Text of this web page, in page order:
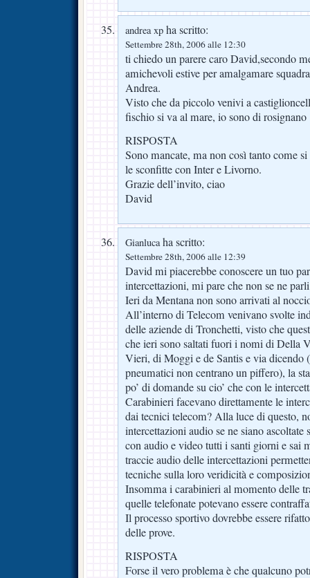
andrea xp ha scritto:
Settembre 28th, 2006 alle 12:30
ti chiedo un parere caro David,secondo
amichevoli estive per amalgamare
Andrea.
Visto che da piccolo venivi a
fischio si va al mare, io sono di rosignano
RISPOSTA
Sono mancate, ma non così tanto come
le sconfitte con Inter e Livorno.
Grazie dell’invito, ciao
David
Gianlucaha scritto:
Settembre 28th, 2006 alle 12:39
David mi piacerebbe conoscere un tuo
intercettazioni, mi pare che non se ne
Ieri da Mentana non sono arrivati al
All’interno di Telecom venivano svolte
delle aziende di Tronchetti, visto che
che ieri sono saltati fuori i nomi di Della
Vieri, di Moggi e de Santis e via dicendo
pneumatici non centrano un piffero), la
po’ di domande su cio’ che con le
Carabinieri facevano direttamente le
dai tecnici telecom? Alla luce di questo,
intercettazioni audio se ne siano
con audio e video tutti i santi giorni e sai
traccie audio delle intercettazioni
tecniche sulla loro veridicità e
Insomma i carabinieri al momento delle
quelle telefonate potevano essere
Il processo sportivo dovrebbe essere
delle prove.
RISPOSTA
Forse il vero problema è che qualcuno